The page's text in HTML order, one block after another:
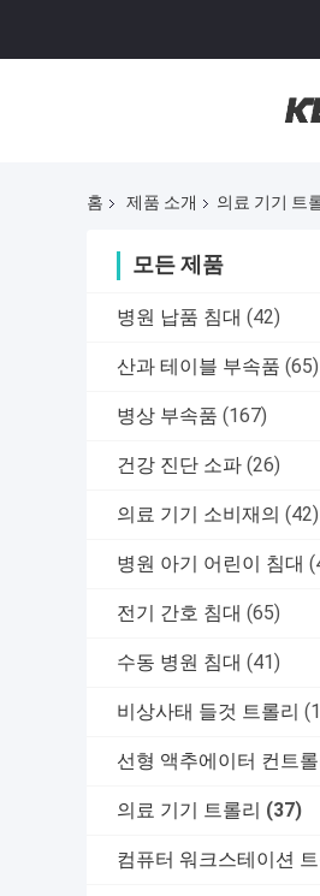
홈 제품 소개 의료 기기 트
모든 제품
병원 납품 침대 (42)
산과 테이블 부속품 (65)
병상 부속품 (167)
건강 진단 소파 (26)
의료 기기 소비재의 (42)
병원 아기 어린이 침대
전기 간호 침대 (65)
수동 병원 침대 (41)
비상사태 들것 트롤리
선형 액추에이터 컨트롤
의료 기기 트롤리 (37)
컴퓨터 워크스테이션 트